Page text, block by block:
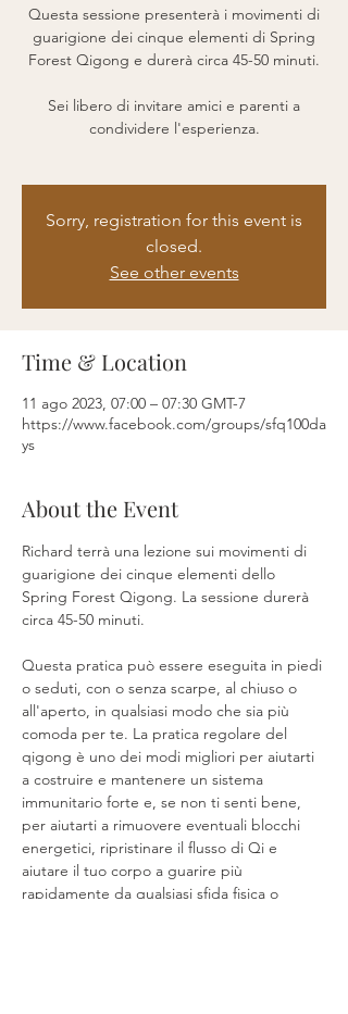
Questa sessione presenterà i movimenti di
guarigione dei cinque elementi di Spring
Forest Qigong e durerà circa 45-50 minuti.
Sei libero di invitare amici e parenti a
condividere l'esperienza.
Sorry, registration for this event is
closed.
See other events
Time & Location
11 ago 2023, 07:00 – 07:30 GMT-7
https://www.facebook.com/groups/sfq100da
ys
About the Event
Richard terrà una lezione sui movimenti di
guarigione dei cinque elementi dello
Spring Forest Qigong. La sessione durerà
circa 45-50 minuti.
Questa pratica può essere eseguita in piedi
o seduti, con o senza scarpe, al chiuso o
all'aperto, in qualsiasi modo che sia più
comoda per te. La pratica regolare del
qigong è uno dei modi migliori per aiutarti
a costruire e mantenere un sistema
immunitario forte e, se non ti senti bene,
per aiutarti a rimuovere eventuali blocchi
energetici, ripristinare il flusso di Qi e
aiutare il tuo corpo a guarire più
rapidamente da qualsiasi sfida fisica o